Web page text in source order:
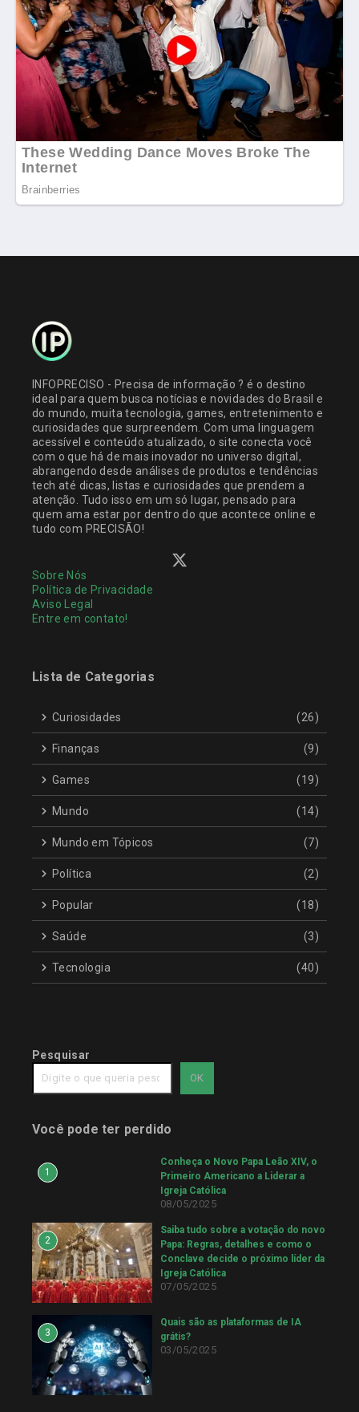
INFOPRECISO - Precisa de informação ? é o destino
ideal para quem busca notícias e novidades do Brasil e
do mundo, muita tecnologia, games, entretenimento e
curiosidades que surpreendem. Com uma linguagem
acessível e conteúdo atualizado, o site conecta você
com o que há de mais inovador no universo digital,
abrangendo desde análises de produtos e tendências
tech até dicas, listas e curiosidades que prendem a
atenção. Tudo isso em um só lugar, pensado para
quem ama estar por dentro do que acontece online e
tudo com PRECISÃO!
Sobre Nós
Política de Privacidade
Aviso Legal
Entre em contato!
Lista de Categorias
Curiosidades (26)
Finanças (9)
Games (19)
Mundo (14)
Mundo em Tópicos (7)
Política (2)
Popular (18)
Saúde (3)
Tecnologia (40)
Pesquisar
OK
Você pode ter perdido
1
Conheça o Novo Papa Leão XIV, o
Primeiro Americano a Liderar a
Igreja Católica
08/05/2025
2
Saiba tudo sobre a votação do novo
Papa: Regras, detalhes e como o
Conclave decide o próximo líder da
Igreja Católica
07/05/2025
3
Quais são as plataformas de IA
grátis?
03/05/2025